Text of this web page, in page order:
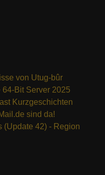
von Utug-bûr
Bit Server 2025
Kurzgeschichten
sind da!
(Update 42) - Region